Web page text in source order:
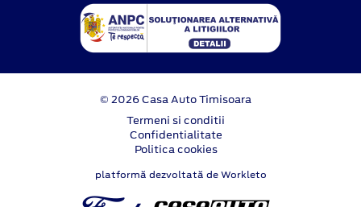
© 2026 Casa Auto Timisoara
Termeni si conditii
Confidentialitate
Politica cookies
platformă dezvoltată de Workleto